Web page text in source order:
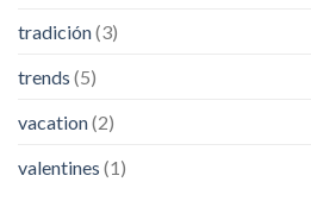
tradición(3)
trends (5)
vacation(2)
valentines (1)